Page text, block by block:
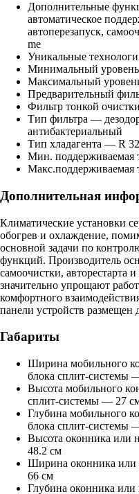
Дополнительные
автоматическое
автоперезапуск,
me
Уникальные
Минимальный
Максимальный
Предварительный
Фильтр тонкой
Тип фильтра —
антибактериальный
Тип хладагента — R 32
Мин. поддерживаемая
Макс.поддерживаемая
Дополнительная
Климатические установки
обогрев и охлаждение,
основной задачи по
функций. Производитель
самоочистки, авторестарта
значительно упрощают
комфортного
панели устройств размещен
Габариты
Ширина мобильного
блока сплит-системы
Высота мобильного
сплит-системы — 27
Глубина мобильного
блока сплит-системы
Высота оконника или
48.2 см
Ширина оконника или
66 см
Глубина оконника